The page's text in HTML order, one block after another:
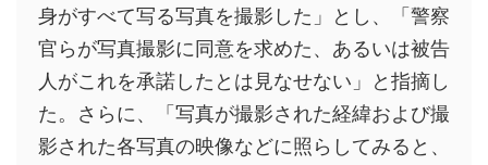
身がすべて写る写真を撮影した」とし、「警察
官らが写真撮影に同意を求めた、あるいは被告
人がこれを承諾したとは見なせない」と指摘し
た。さらに、「写真が撮影された経緯および撮
影された各写真の映像などに照らしてみると、